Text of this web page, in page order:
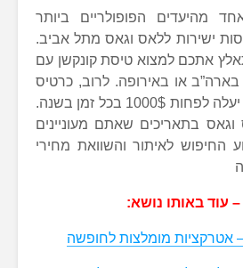
מהיעדים הפופולריים ביותר
ישירות ללאס וגאס מתל אביב.
אתכם למצוא טיסת קונקשן עם
או באירופה. לרוב, כרטיס
כזו יעלה לפחות 1000$ בכל זמן בשנה.
בתאריכים שאתם מעוניינים
לאיתור והשוואת מחירי
עוד באותו נושא:
אטרקציות מומלצות לחופשה